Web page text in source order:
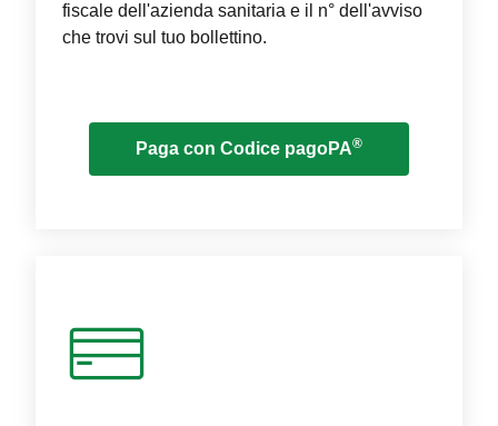
fiscale dell'azienda sanitaria e il n° dell'avviso
che trovi sul tuo bollettino.
Paga con Codice pagoPA®